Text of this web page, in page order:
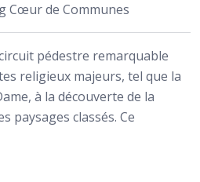
Cœur de Communes
pédestre remarquable
religieux majeurs, tel que la
à la découverte de la
paysages classés. Ce